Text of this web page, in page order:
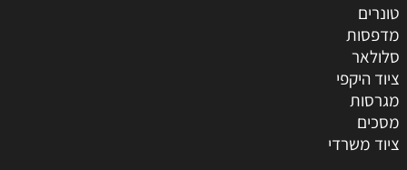
טונרים
מדפסות
סלולאר
ציוד היקפי
מגרסות
מסכים
ציוד משרדי